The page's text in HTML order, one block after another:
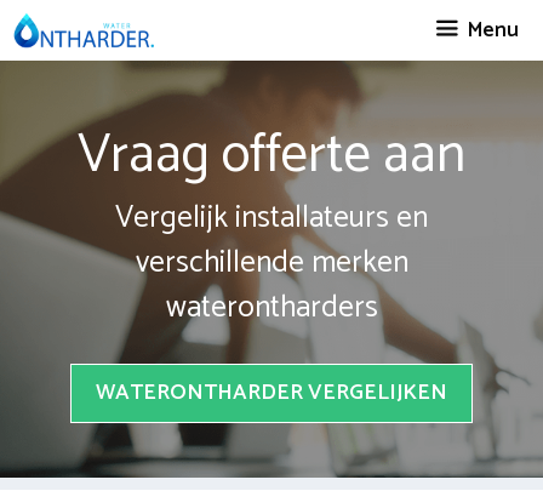
Spring
naar
Menu
Vraag offerte aan
Vergelijk installateurs en
verschillende merken
waterontharders
WATERONTHARDER VERGELIJKEN